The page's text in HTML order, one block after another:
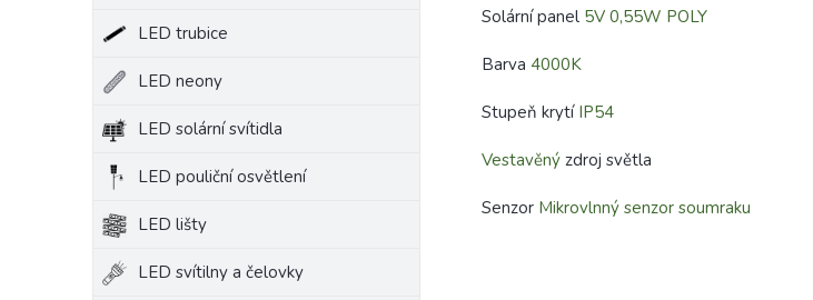
LED trubice
LED neony
LED solární svítidla
LED pouliční osvětlení
LED lišty
LED svítilny a čelovky
Solární panel 5V 0,55W POLY
Barva 4000K
Stupeň krytí IP54
Vestavěný zdroj světla
Senzor Mikrovlnný senzor soumraku